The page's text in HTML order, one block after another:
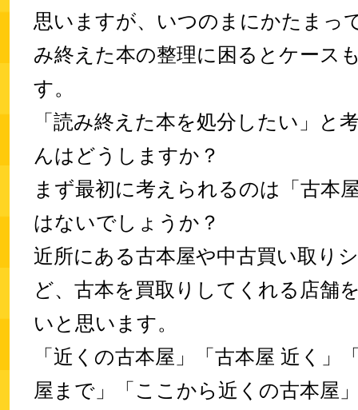
思いますが、いつのまにかたまっ
み終えた本の整理に困るとケース
す。
「読み終えた本を処分したい」と
んはどうしますか？
まず最初に考えられるのは「古本
はないでしょうか？
近所にある古本屋や中古買い取り
ど、古本を買取りしてくれる店舗
いと思います。
「近くの古本屋」「古本屋 近く」
屋まで」「ここから近くの古本